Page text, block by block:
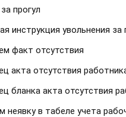
прогул
инструкция увольнения за
факт отсутствия
акта отсутствия
бланка акта отсутствия
неявку в табеле учета